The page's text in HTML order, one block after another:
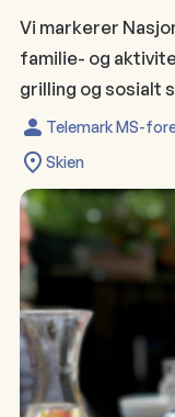
Vi markerer
familie- og
grilling og sosialt
Telemark MS-
Skien